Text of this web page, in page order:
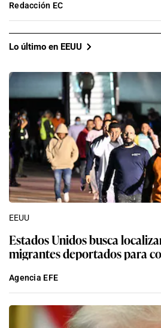
Redacción EC
Lo último en EEUU
EEUU
Estados Unidos busca
migrantes deportados para
Agencia EFE